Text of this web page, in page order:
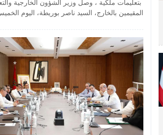
المقيمين بالخارج، السيد ناصر بوريطة، اليوم